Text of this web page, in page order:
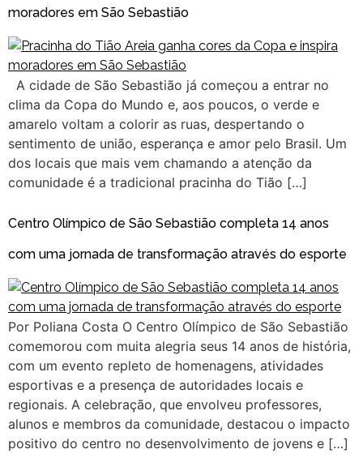
moradores em São Sebastião
A cidade de São Sebastião já começou a entrar no
clima da Copa do Mundo e, aos poucos, o verde e
amarelo voltam a colorir as ruas, despertando o
sentimento de união, esperança e amor pelo Brasil. Um
dos locais que mais vem chamando a atenção da
comunidade é a tradicional pracinha do Tião […]
Centro Olímpico de São Sebastião completa 14 anos
com uma jornada de transformação através do esporte
Por Poliana Costa O Centro Olímpico de São Sebastião
comemorou com muita alegria seus 14 anos de história,
com um evento repleto de homenagens, atividades
esportivas e a presença de autoridades locais e
regionais. A celebração, que envolveu professores,
alunos e membros da comunidade, destacou o impacto
positivo do centro no desenvolvimento de jovens e […]